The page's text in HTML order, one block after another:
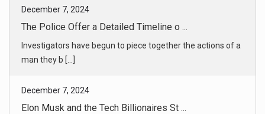
December 7, 2024
Elon Musk and the Tech Billionaires St ...
The involvement of wealthy investors has made this
presidential transi [...]
December 7, 2024